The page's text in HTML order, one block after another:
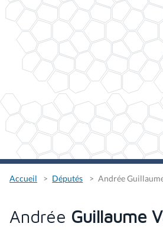
Accueil Députés Andrée
Andrée Guillaume